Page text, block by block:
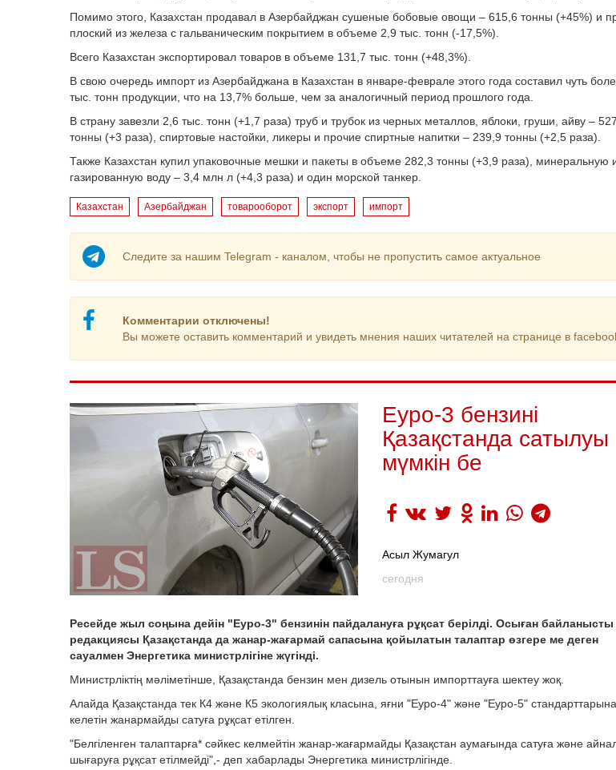
Помимо этого, Казахстан продавал в Азербайджан сушеные бобовые овощи – 615,6 тонны (+45%) и
плоский из железа с гальваническим покрытием в объеме 2,9 тыс. тонн (-17,5%).
Всего Казахстан экспортировал товаров в объеме 131,7 тыс. тонн (+48,3%).
В свою очередь импорт из Азербайджана в Казахстан в январе-феврале этого года составил чуть
тыс. тонн продукции, что на 13,7% больше, чем за аналогичный период прошлого года.
В страну завезли 2,6 тыс. тонн (+1,7 раза) труб и трубок из черных металлов, яблоки, груши, айву –
тонны (+3 раза), спиртовые настойки, ликеры и прочие спиртные напитки – 239,9 тонны (+2,5 раза).
Также Казахстан купил упаковочные мешки и пакеты в объеме 282,3 тонны (+3,9 раза), минеральную
газированную воду – 3,4 млн л (+4,3 раза) и один морской танкер.
Казахстан Азербайджан товарооборот экспорт импорт
Следите за нашим Telegram - каналом, чтобы не пропустить самое актуальное
Комментарии отключены!
Вы можете оставить комментарий и увидеть мнения наших читателей на странице в
Еуро-3 бензині
Қазақстанда сатылуы
мүмкін бе
Асыл Жумагул
сегодня
Ресейде жыл соңына дейін "Еуро-3" бензинін пайдалануға рұқсат берілді. Осыған байланысты
редакциясы Қазақстанда да жанар-жағармай сапасына қойылатын талаптар өзгере ме деген
сауалмен Энергетика министрлігіне жүгінді.
Министрліктің мәліметінше, Қазақстанда бензин мен дизель отынын импорттауға шектеу жоқ.
Алайда Қазақстанда тек К4 және К5 экологиялық класына, яғни "Еуро-4" және "Еуро-5"
келетін жанармайды сатуға рұқсат етілген.
"Белгіленген талаптарға* сәйкес келмейтін жанар-жағармайды Қазақстан аумағында сатуға және
шығаруға рұқсат етілмейді",- деп хабарлады Энергетика министрлігінде.